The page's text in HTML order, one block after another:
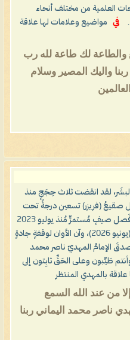
العلمية من مختلف أنحاء
في
مواضيع وعلامات لها علاقة
والطاعة لك طاعة لله رب
واليك المصير وسلام
لقد انقضت ثلاث حِجَجٍ منذ
صقيعُ (فريزر) تسعين درجةً تحت
الصفر - شتاء ليل الُقطب الجنوبيّ - إلى فَصل صيفٍ مُستمرٍّ مُنذ يوليو 2023
حتى اللّحظة رغم اقتراب يوم الاستطالة (يونيو 2026)، وآن الأوان لوقفةٍ جادةٍ
الإمامُ المهديّ ناصر محمد
طَيِّبون وعلى الحَقِّ ثابِتون إلى
بالمهدي المنتظر
من عند الله السمع
ناصر محمد اليماني ربنا